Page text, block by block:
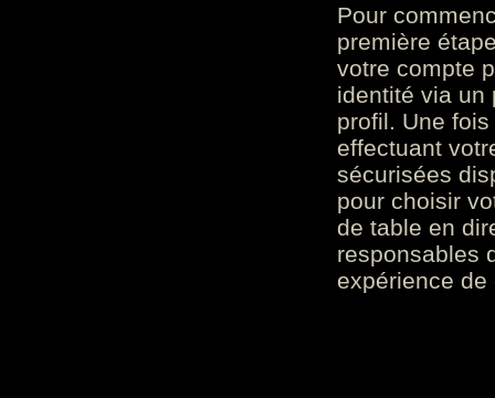
Pour
première
votre compte
identité via un
profil. Une
effectuant
sécurisées
pour choisir
de table en
responsables
expérience